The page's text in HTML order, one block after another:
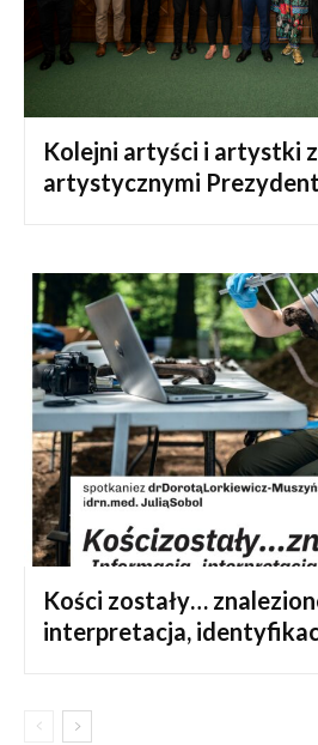
Kolejni artyści i artystki
artystycznymi
Kości zostały…
interpretacja,